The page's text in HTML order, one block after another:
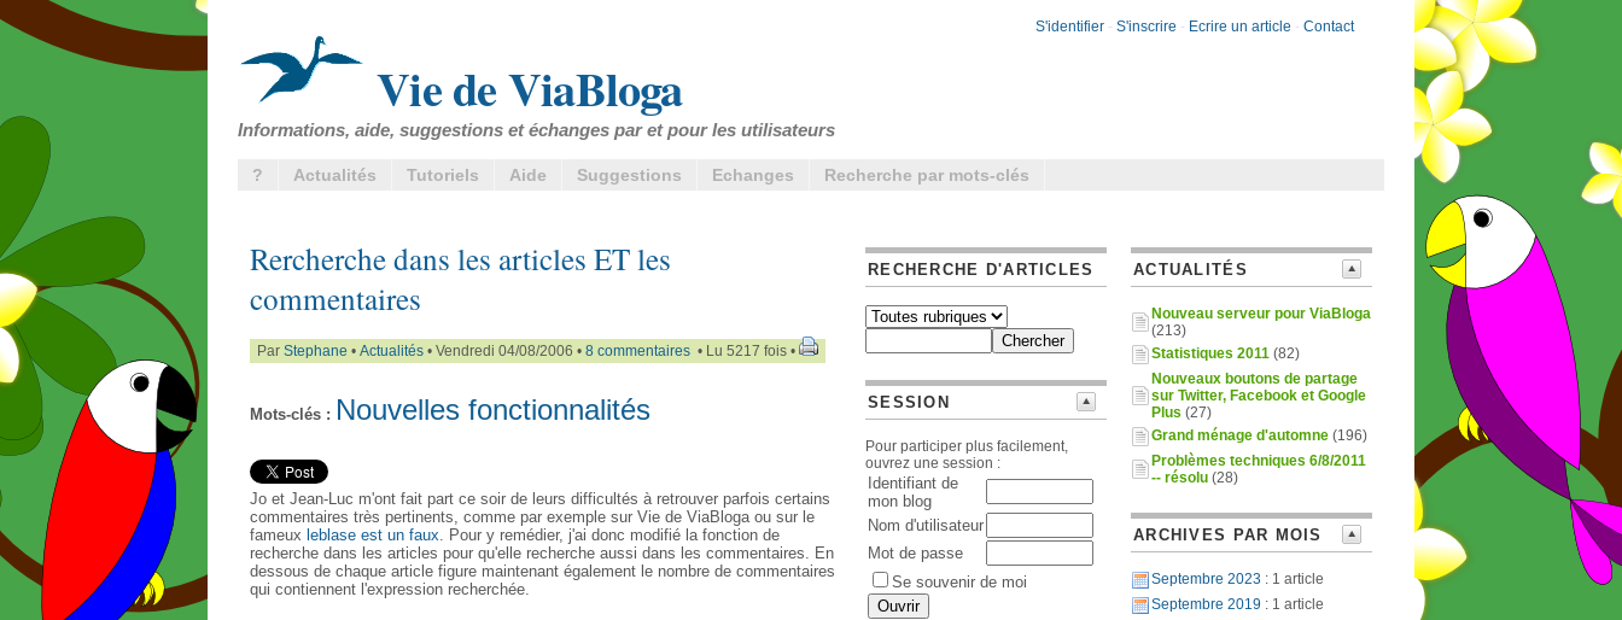
S'identifier - S'inscrire - Ecrire un article - Contact
Vie de ViaBloga
Informations, aide, suggestions et échanges par et pour les utilisateurs
? Actualités Tutoriels Aide Suggestions Echanges Recherche par mots-clés
Rercherche dans les articles ET les
commentaires
Par Stephane • Actualités • Vendredi 04/08/2006 • 8 commentaires • Lu 5217 fois •
Mots-clés : Nouvelles fonctionnalités
Jo et Jean-Luc m'ont fait part ce soir de leurs difficultés à retrouver parfois certains
commentaires très pertinents, comme par exemple sur Vie de ViaBloga ou sur le
fameux leblase est un faux. Pour y remédier, j'ai donc modifié la fonction de
recherche dans les articles pour qu'elle recherche aussi dans les commentaires. En
dessous de chaque article figure maintenant également le nombre de commentaires
qui contiennent l'expression recherchée.
RECHERCHE D'ARTICLES
SESSION
Pour participer plus facilement,
ouvrez une session :
Identifiant de
mon blog
Nom d'utilisateur
Mot de passe
Se souvenir de moi
ACTUALITÉS
Nouveau serveur pour ViaBloga
(213)
Statistiques 2011 (82)
Nouveaux boutons de partage
sur Twitter, Facebook et Google
Plus (27)
Grand ménage d'automne (196)
Problèmes techniques 6/8/2011
-- résolu (28)
ARCHIVES PAR MOIS
Septembre 2023 : 1 article
Septembre 2019 : 1 article